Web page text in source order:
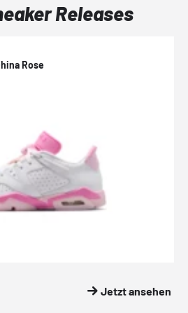
Releases
Rose
Jetzt ansehen